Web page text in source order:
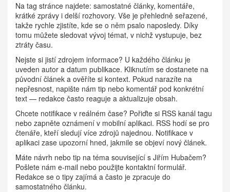
Na tag stránce najdete: samostatné články, komentáře,
krátké zprávy i delší rozhovory. Vše je přehledně seřazené,
takže rychle zjistíte, kde se o něm psalo naposledy. Díky
tomu můžete sledovat vývoj témat, v nichž vystupuje, bez
ztráty času.
Nejste si jistí zdrojem informace? U každého článku je
uveden autor a datum publikace. Kliknutím se dostanete na
původní článek a ověříte si kontext. Pokud narazíte na
nepřesnost, napište nám tip nebo komentář pod konkrétní
text — redakce často reaguje a aktualizuje obsah.
Chcete notifikace v reálném čase? Pořiďte si RSS kanál tagu
nebo zapněte oznámení v mobilní aplikaci. RSS hodí se pro
čtenáře, kteří sledují více zdrojů najednou. Notifikace v
aplikaci zase upozorní hned, jakmile se objeví nový článek.
Máte návrh nebo tip na téma související s Jiřím Hubačem?
Pošlete nám e-mail nebo použijte kontaktní formulář.
Redakce se o tipy zajímá a často je zpracuje do
samostatného článku.